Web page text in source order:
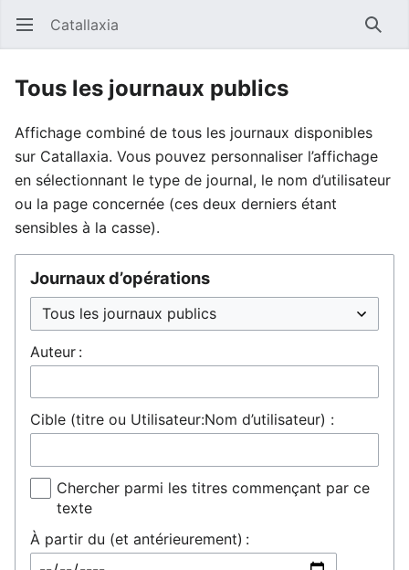
Ouvrir le menu principal Catallaxia
Tous les journaux publics
Affichage combiné de tous les journaux disponibles
sur Catallaxia. Vous pouvez personnaliser l’affichage
en sélectionnant le type de journal, le nom d’utilisateur
ou la page concernée (ces deux derniers étant
sensibles à la casse).
Journaux d’opérations
Auteur :
Cible (titre ou Utilisateur:Nom d’utilisateur) :
Chercher parmi les titres commençant par ce
texte
À partir du (et antérieurement) :